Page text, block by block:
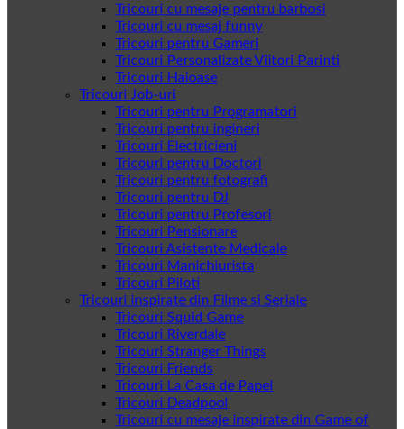
Tricouri cu mesaje pentru barbosi
Tricouri cu mesaj funny
Tricouri pentru Gameri
Tricouri Personalizate Viitori Parinti
Tricouri Haioase
Tricouri Job-uri
Tricouri pentru Programatori
Tricouri pentru ingineri
Tricouri Electricieni
Tricouri pentru Doctori
Tricouri pentru fotografi
Tricouri pentru DJ
Tricouri pentru Profesori
Tricouri Pensionare
Tricouri Asistente Medicale
Tricouri Manichiurista
Tricouri Piloti
Tricouri inspirate din Filme si Seriale
Tricouri Squid Game
Tricouri Riverdale
Tricouri Stranger Things
Tricouri Friends
Tricouri La Casa de Papel
Tricouri Deadpool
Tricouri cu mesaje inspirate din Game of